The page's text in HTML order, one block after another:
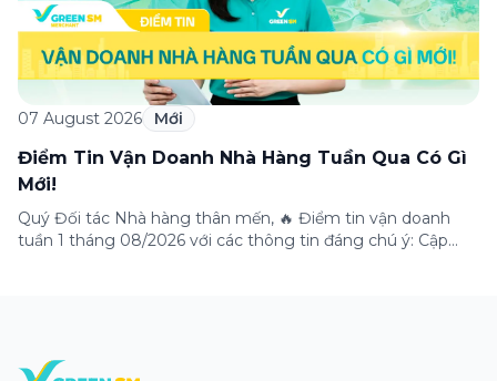
07 August 2026 Mới
Điểm Tin Vận Doanh Nhà Hàng Tuần Qua Có Gì
Mới!
Quý Đối tác Nhà hàng thân mến, 🔥 Điểm tin vận doanh
tuần 1 tháng 08/2026 với các thông tin đáng chú ý: Cập